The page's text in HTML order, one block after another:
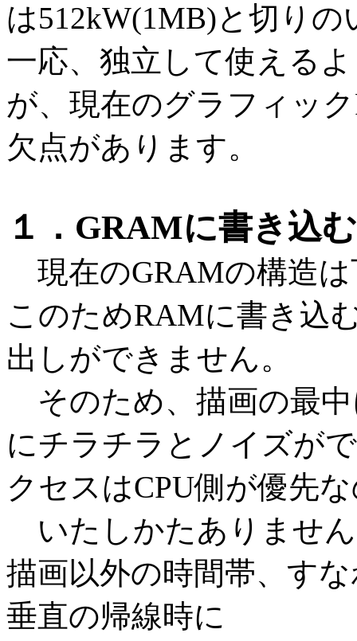
は512kW(1MB)と切り
一応、独立して使える
が、現在のグラフィッ
欠点があります。
１．GRAMに書き込
現在のGRAMの構造
このためRAMに書き込
出しができません。
そのため、描画の最
にチラチラとノイズが
クセスはCPU側が優先
いたしかたありませ
描画以外の時間帯、す
垂直の帰線時に